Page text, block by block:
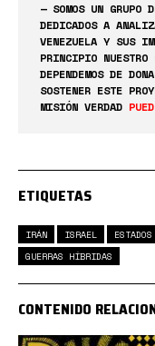
— SOMOS UN GRUPO
DEDICADOS A
VENEZUELA Y SUS
PRINCIPIO
DEPENDEMOS DE
SOSTENER ESTE
MISIÓN VERDAD
ETIQUETAS
IRÁN ISRAEL
GUERRAS HÍBRIDAS
CONTENIDO